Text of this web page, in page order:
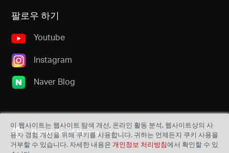
팔로우 하기
Youtube
Instagram
Naver Blog
Republic of Korea 변경
이 웹사이트는 웹사이트 탐색 개선, 온라인 활동 분석, 웹사이트상의 사
용자 경험 개선을 위해 쿠키를 사용합니다. 귀하는 언제든지 쿠키 사용을
거부할 수 있습니다. 자세한 내용은 개인정보 처리방침에서 확인할 수 있